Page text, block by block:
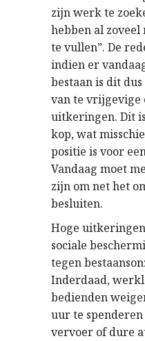
zijn werk te
hebben al
te vullen”. De
indien er
bestaan is dit
van te vrijgevige
uitkeringen. Dit
kop, wat
positie is voor
Vandaag moet
zijn om net het
besluiten.
Hoge
sociale
tegen
Inderdaad,
bedienden
uur te
vervoer of dure